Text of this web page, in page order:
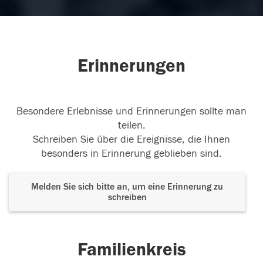
Erinnerungen
Besondere Erlebnisse und Erinnerungen sollte man
teilen.
Schreiben Sie über die Ereignisse, die Ihnen
besonders in Erinnerung geblieben sind.
Melden Sie sich bitte an, um eine Erinnerung zu
schreiben
Familienkreis